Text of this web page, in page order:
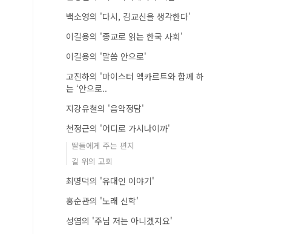
백소영의 '다시, 김교신을 생각한다'
이길용의 '종교로 읽는 한국 사회'
이길용의 '말씀 안으로'
고진하의 '마이스터 엑카르트와 함께 하
는 ‘안으로..
지강유철의 '음악정담'
천정근의 '어디로 가시나이까'
딸들에게 주는 편지
길 위의 교회
최명덕의 '유대인 이야기'
홍순관의 '노래 신학'
성염의 '주님 저는 아니겠지요'